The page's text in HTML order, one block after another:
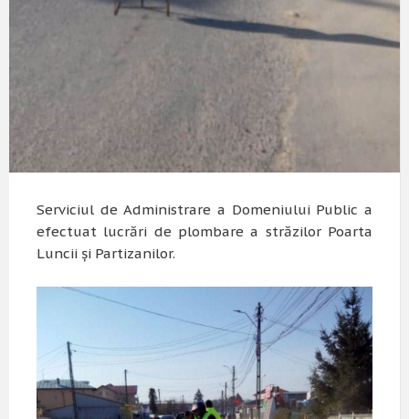
Serviciul de Administrare a Domeniului Public a
efectuat lucrări de plombare a străzilor Poarta
Luncii și Partizanilor.